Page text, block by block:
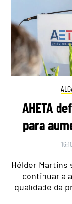
AHETA
para
Hélder Martins
continuar a
qualidade da